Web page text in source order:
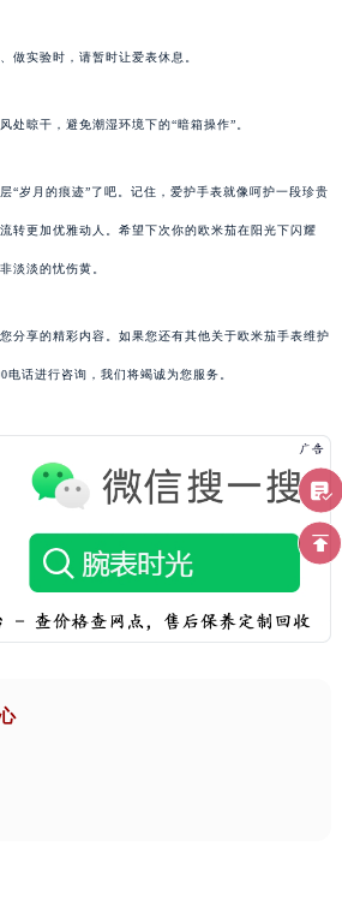
做实验时，请暂时让爱表休息。
处晾干，避免潮湿环境下的“暗箱操作”。
“岁月的痕迹”了吧。记住，爱护手表就像呵护一段珍贵
转更加优雅动人。希望下次你的欧米茄在阳光下闪耀
淡淡的忧伤黄。
分享的精彩内容。如果您还有其他关于欧米茄手表维护
话进行咨询，我们将竭诚为您服务。